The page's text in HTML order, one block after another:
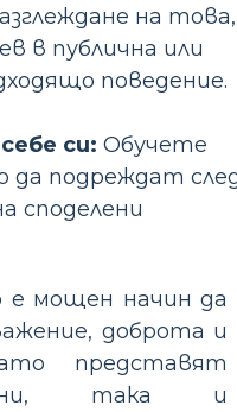
на това,
в публична или
поведение.
си: Обучете
да подреждат
споделени
е мощен начин да
доброта и
представят
така и